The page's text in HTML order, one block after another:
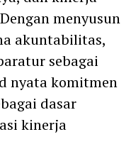
menyusun
akuntabilitas,
sebagai
nyata komitmen
dasar
kinerja